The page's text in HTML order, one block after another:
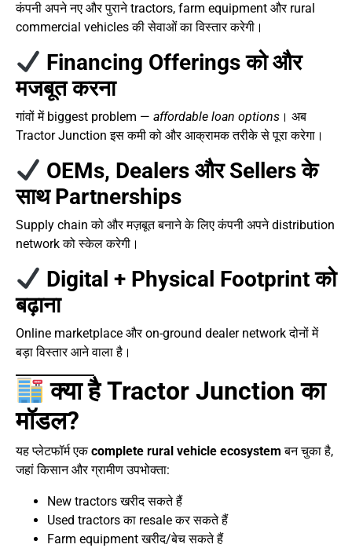
कंपनी अपने नए और पुराने tractors, farm equipment और rural
commercial vehicles की सेवाओं का विस्तार करेगी।
Financing Offerings को और
मजबूत करना
गांवों में biggest problem — affordable loan options । अब
Tractor Junction इस कमी को और आक्रामक तरीके से पूरा करेगा।
OEMs, Dealers और Sellers के
साथ Partnerships
Supply chain को और मज़बूत बनाने के लिए कंपनी अपने distribution
network को स्केल करेगी।
Digital + Physical Footprint को
बढ़ाना
Online marketplace और on-ground dealer network दोनों में
बड़ा विस्तार आने वाला है।
क्या है Tractor Junction का
मॉडल?
यह प्लेटफॉर्म एकcomplete rural vehicle ecosystem बन चुका है,
जहां किसान और ग्रामीण उपभोक्ता:
New tractors खरीद सकते हैं
Used tractors का resale कर सकते हैं
Farm equipment खरीद/बेच सकते हैं